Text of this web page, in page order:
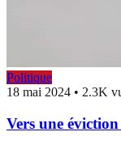
Politique
18 mai 2024 • 2.3K
Vers une